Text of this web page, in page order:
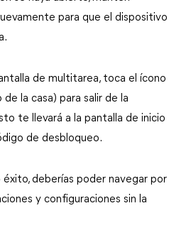
para que el dispositivo
de multitarea, toca el ícono
la casa) para salir de la
te llevará a la pantalla de inicio
de desbloqueo.
deberías poder navegar por
y configuraciones sin la